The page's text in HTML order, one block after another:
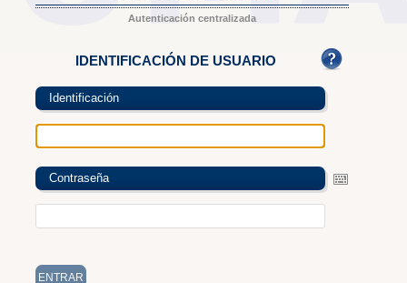
Autenticación centralizada
IDENTIFICACIÓN DE USUARIO
Identificación
Contraseña